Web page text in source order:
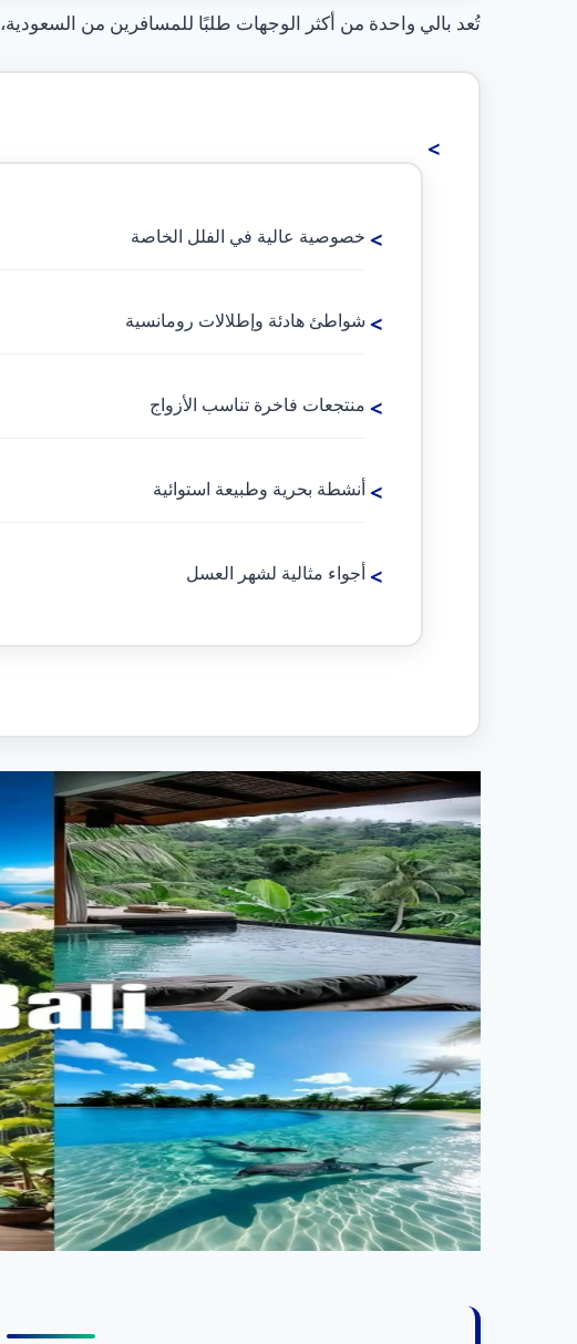
تُعد بالي واحدة من أكثر الوجهات طلبًا للمسافرين من السعودية،
خصوصية عالية في الفلل الخاصة
شواطئ هادئة وإطلالات رومانسية
منتجعات فاخرة تناسب الأزواج
أنشطة بحرية وطبيعة استوائية
أجواء مثالية لشهر العسل